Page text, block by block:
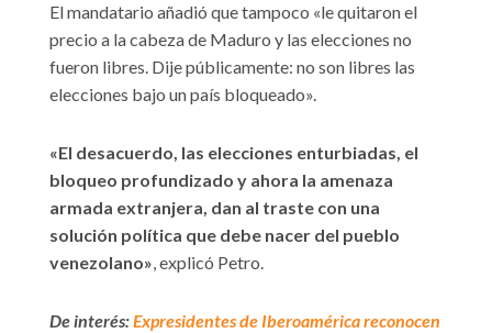
El mandatario añadió que tampoco «le quitaron el
precio a la cabeza de Maduro y las elecciones no
fueron libres. Dije públicamente: no son libres las
elecciones bajo un país bloqueado».
«El desacuerdo, las elecciones enturbiadas, el
bloqueo profundizado y ahora la amenaza
armada extranjera, dan al traste con una
solución política que debe nacer del pueblo
venezolano», explicó Petro.
De interés:Expresidentes de Iberoamérica reconocen